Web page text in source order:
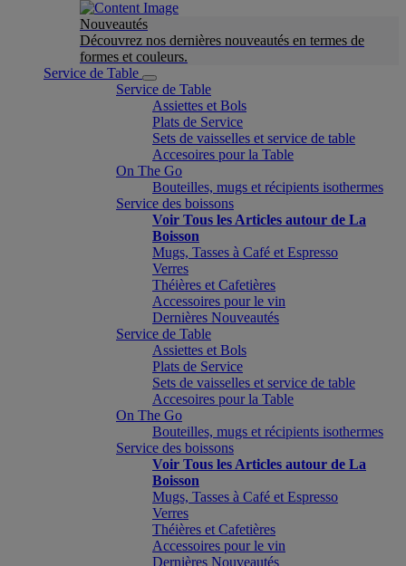
Nouveautés
Découvrez nos dernières nouveautés en termes de
formes et couleurs.
Service de Table
Service de Table
Assiettes et Bols
Plats de Service
Sets de vaisselles et service de table
Accesoires pour la Table
On The Go
Bouteilles, mugs et récipients isothermes
Service des boissons
Voir Tous les Articles autour de La
Boisson
Mugs, Tasses à Café et Espresso
Verres
Théières et Cafetières
Accessoires pour le vin
Dernières Nouveautés
Service de Table
Assiettes et Bols
Plats de Service
Sets de vaisselles et service de table
Accesoires pour la Table
On The Go
Bouteilles, mugs et récipients isothermes
Service des boissons
Voir Tous les Articles autour de La
Boisson
Mugs, Tasses à Café et Espresso
Verres
Théières et Cafetières
Accessoires pour le vin
Dernières Nouveautés